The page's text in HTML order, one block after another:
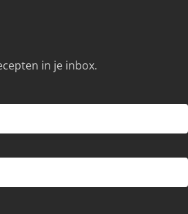
in je inbox.